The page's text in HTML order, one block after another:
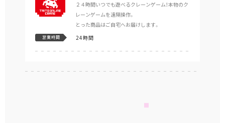
２４時間いつでも遊べるクレーンゲーム！本物のク
レーンゲームを遠隔操作。
とった商品はご自宅へお届けします。
営業時間 24時間